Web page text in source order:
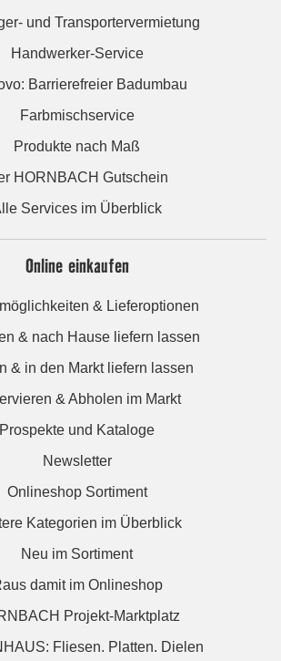
und Transportervermietung
Handwerker-Service
Barrierefreier Badumbau
Farbmischservice
Produkte nach Maß
HORNBACH Gutschein
Services im Überblick
Online einkaufen
& Lieferoptionen
& nach Hause liefern lassen
& in den Markt liefern lassen
& Abholen im Markt
Prospekte und Kataloge
Newsletter
Onlineshop Sortiment
Kategorien im Überblick
Neu im Sortiment
damit im Onlineshop
Projekt-Marktplatz
Fliesen. Platten. Dielen